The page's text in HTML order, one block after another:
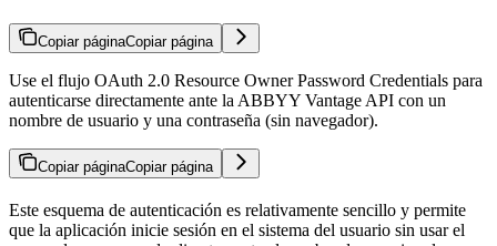
Copiar páginaCopiar página
Use el flujo OAuth 2.0 Resource Owner Password Credentials para
autenticarse directamente ante la ABBYY Vantage API con un
nombre de usuario y una contraseña (sin navegador).
Copiar páginaCopiar página
Este esquema de autenticación es relativamente sencillo y permite
que la aplicación inicie sesión en el sistema del usuario sin usar el